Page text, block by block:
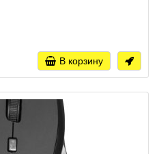
В корзину